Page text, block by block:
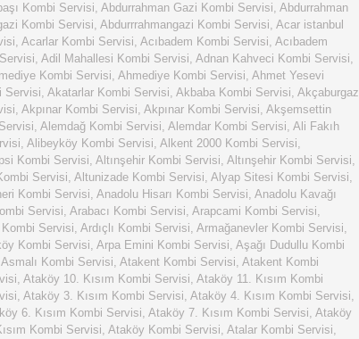
Kombi Servisi, Abdurrahman Gazi Kombi Servisi, Abdurrahman
Kombi Servisi, Abdurrrahmangazi Kombi Servisi, Acar istanbul
, Acarlar Kombi Servisi, Acıbadem Kombi Servisi, Acıbadem
, Adil Mahallesi Kombi Servisi, Adnan Kahveci Kombi Servisi,
Kombi Servisi, Ahmediye Kombi Servisi, Ahmet Yesevi
Servisi, Akatarlar Kombi Servisi, Akbaba Kombi Servisi, Akçaburgaz
, Akpınar Kombi Servisi, Akpınar Kombi Servisi, Akşemsettin
, Alemdağ Kombi Servisi, Alemdar Kombi Servisi, Ali Fakıh
, Alibeyköy Kombi Servisi, Alkent 2000 Kombi Servisi,
Kombi Servisi, Altınşehir Kombi Servisi, Altınşehir Kombi Servisi,
Servisi, Altunizade Kombi Servisi, Alyap Sitesi Kombi Servisi,
Kombi Servisi, Anadolu Hisarı Kombi Servisi, Anadolu Kavağı
Servisi, Arabacı Kombi Servisi, Arapcami Kombi Servisi,
Kombi Servisi, Ardıçlı Kombi Servisi, Armağanevler Kombi Servisi,
Kombi Servisi, Arpa Emini Kombi Servisi, Aşağı Dudullu Kombi
Asmalı Kombi Servisi, Atakent Kombi Servisi, Atakent Kombi
, Ataköy 10. Kısım Kombi Servisi, Ataköy 11. Kısım Kombi
, Ataköy 3. Kısım Kombi Servisi, Ataköy 4. Kısım Kombi Servisi,
6. Kısım Kombi Servisi, Ataköy 7. Kısım Kombi Servisi, Ataköy
Kombi Servisi, Ataköy Kombi Servisi, Atalar Kombi Servisi,